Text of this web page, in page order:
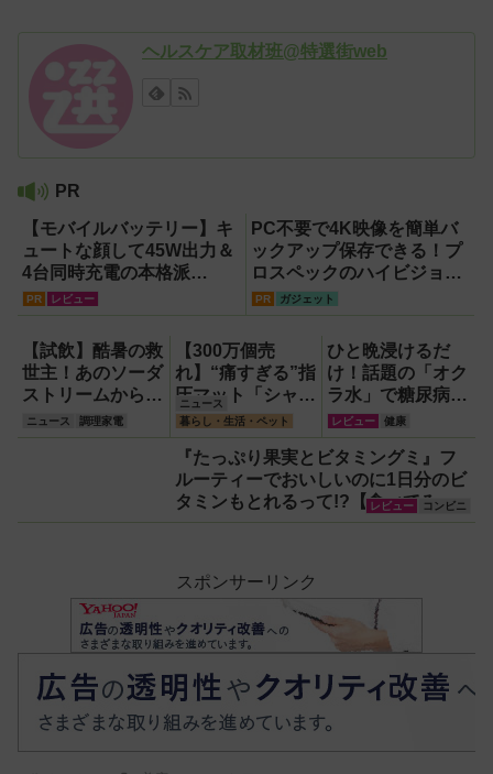
ヘルスケア取材班@特選街web
PR
【モバイルバッテリー】キ
ュートな顔して45W出力＆
4台同時充電の本格派
『RORRY CharmGo オー
バイルファンもノートPC
も安心
PR レビュー
PC不要で4K映像を簡単バ
ックアップ保存できる！プ
ロスペックのハイビジョン
レコーダー『HVE705-
PR ガジェット
【試飲】酷暑の救
世主！あのソーダ
ストリームから
『くだもの
Vinegar（ビネガ
ニュース 調理家電
【300万個売
れ】“痛すぎる”指
圧マット「シャク
ティマット」の新
色を渋谷で体験で
きるイベント開
催！
ニュース
暮らし・生活・ペット
ひと晩浸けるだ
け！話題の「オク
ラ水」で糖尿病・
高血圧・関節痛を
撃退する簡単習慣
【2026年最新
版】
レビュー 健康
『たっぷり果実とビタミングミ』フ
ルーティーでおいしいのに1日分のビ
タミンもとれるって!?【食べてみ
た】
レビュー コンビニ
スポンサーリンク